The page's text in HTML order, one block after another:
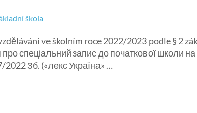
škola
ve školním roce 2022/2023 podle § 2
спеціальний запис до початкової школи на
2022 Зб. («лекс Україна» …